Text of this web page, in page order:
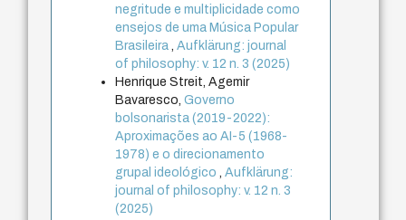
negritude e multiplicidade como
ensejos de uma Música Popular
Brasileira,Aufklärung: journal
of philosophy: v. 12 n. 3 (2025)
Henrique Streit, Agemir
Bavaresco,Governo
bolsonarista (2019-2022):
Aproximações ao AI-5 (1968-
1978) e o direcionamento
grupal ideológico,Aufklärung:
journal of philosophy: v. 12 n. 3
(2025)